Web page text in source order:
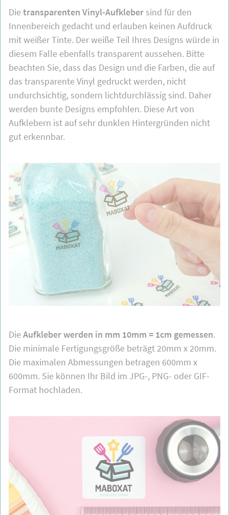
Dietransparenten Vinyl-Aufklebersind für den
Innenbereich gedacht und erlauben keinen Aufdruck
mit weißer Tinte. Der weiße Teil Ihres Designs würde in
diesem Falle ebenfalls transparent aussehen. Bitte
beachten Sie, dass das Design und die Farben, die auf
das transparente Vinyl gedruckt werden, nicht
undurchsichtig, sondern lichtdurchlässig sind. Daher
werden bunte Designs empfohlen. Diese Art von
Aufklebern ist auf sehr dunklen Hintergründen nicht
gut erkennbar.
DieAufkleber werden in mm 10mm = 1cm gemessen.
Die minimale Fertigungsgröße beträgt 20mm x 20mm.
Die maximalen Abmessungen betragen 600mm x
600mm. Sie können Ihr Bild im JPG-, PNG- oder GIF-
Format hochladen.